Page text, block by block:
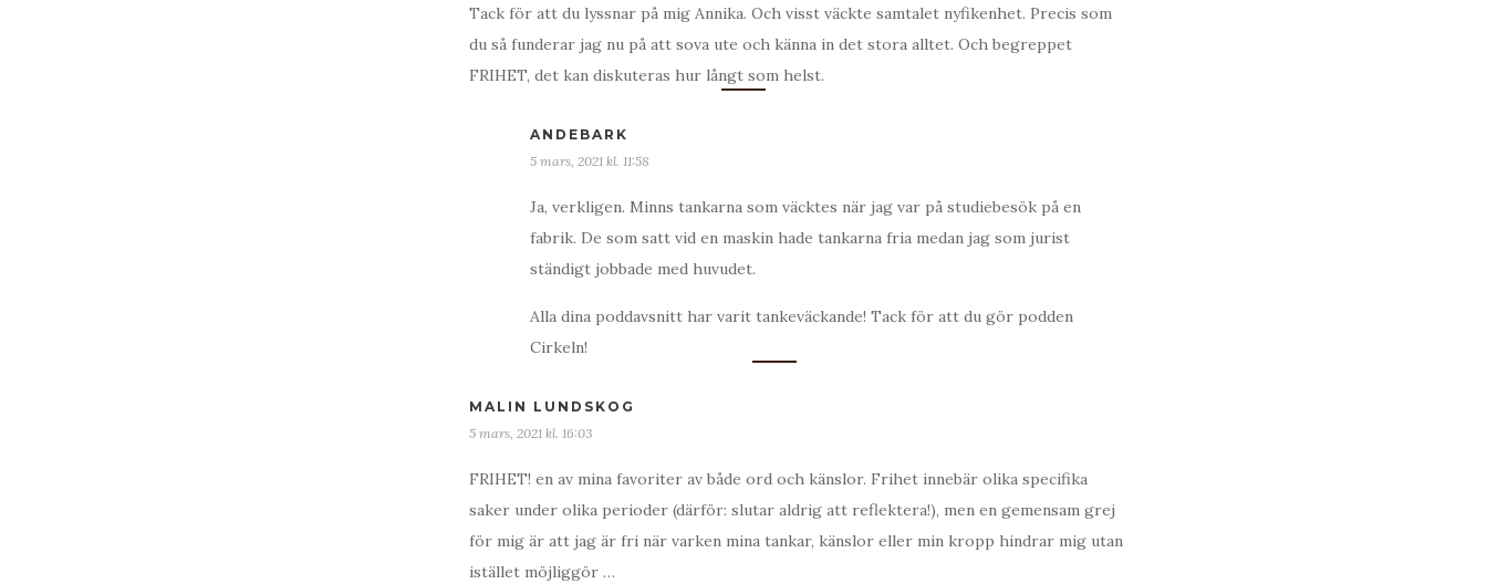
Tack för att du lyssnar på mig Annika. Och visst väckte samtalet nyfikenhet. Precis som
du så funderar jag nu på att sova ute och känna in det stora alltet. Och begreppet
FRIHET, det kan diskuteras hur långt som helst.
ANDEBARK
5 mars, 2021 kl. 11:58
Ja, verkligen. Minns tankarna som väcktes när jag var på studiebesök på en
fabrik. De som satt vid en maskin hade tankarna fria medan jag som jurist
ständigt jobbade med huvudet.
Alla dina poddavsnitt har varit tankeväckande! Tack för att du gör podden
Cirkeln!
MALIN LUNDSKOG
5 mars, 2021 kl. 16:03
FRIHET! en av mina favoriter av både ord och känslor. Frihet innebär olika specifika
saker under olika perioder (därför: slutar aldrig att reflektera!), men en gemensam grej
för mig är att jag är fri när varken mina tankar, känslor eller min kropp hindrar mig utan
istället möjliggör …